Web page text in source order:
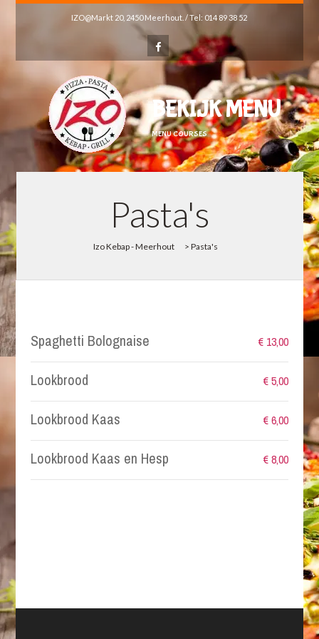
IZO@Markt 20, 2450 Meerhout. / Tel: 014 89 38 52
BEKIJK MENU
MENU COURSES
Pasta's
Izo Kebap - Meerhout > Pasta's
Spaghetti Bolognaise € 13,00
Lookbrood € 5,00
Lookbrood Kaas € 6,00
Lookbrood Kaas en Hesp € 8,00